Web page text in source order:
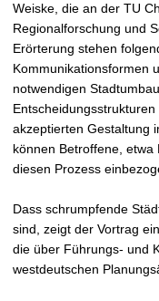
Weiske, die an der TU
Regionalforschung und
Erörterung stehen
Kommunikationsformen
notwendigen
akzeptierten Gestaltung
können Betroffene,
diesen Prozess
Dass schrumpfende
sind, zeigt der Vortrag
die über Führungs- und
westdeutschen